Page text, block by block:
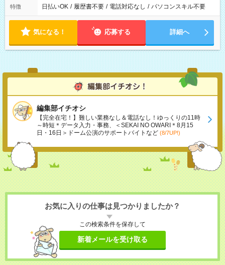
特徴 日払いOK / 履歴書不要 / 電話対応なし / パソコンスキル不要
気になる！ 応募する 詳細へ
編集部イチオシ
【完全在宅！】難しい業務なし＆電話なし！ゆっくりの11時
～時短＊データ入力・事務、＜SEKAI NO OWARI＊8月15
日・16日＞ドーム公演のサポートバイトなど (8/7UP!)
お気に入りの仕事は見つかりましたか？
この検索条件を保存して
新着メールを受け取る